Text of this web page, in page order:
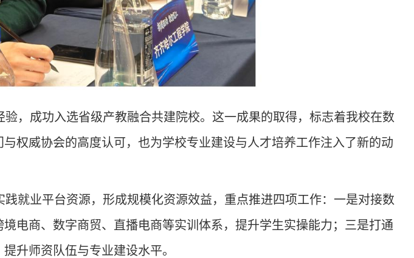
，成功入选省级产教融合共建院校。这一成果的取得，标志着我校在数
权威协会的高度认可，也为学校专业建设与人才培养工作注入了新的动
就业平台资源，形成规模化资源效益，重点推进四项工作：一是对接数
电商、数字商贸、直播电商等实训体系，提升学生实操能力；三是打通
升师资队伍与专业建设水平。